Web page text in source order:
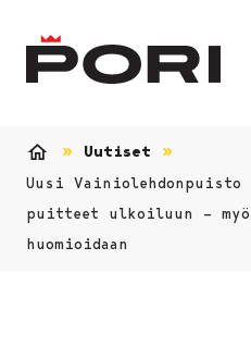
Uutiset
Uusi
puitteet ulkoiluun –
huomioidaan